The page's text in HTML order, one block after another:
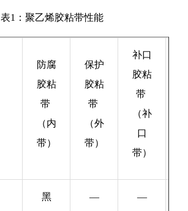
表1：聚乙烯胶粘带性能
防腐
胶粘
带
（内
带）
保护
胶粘
带
（外
带）
补口
胶粘
带
（补
口
带）
黑 — —